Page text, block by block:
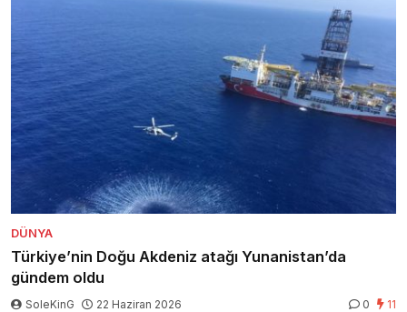
DÜNYA
Türkiye’nin Doğu Akdeniz atağı Yunanistan’da
gündem oldu
SoleKinG 22 Haziran 2026 0 11